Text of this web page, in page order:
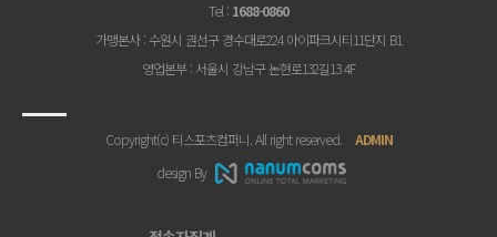
Tel : 1688-0860
가맹본사: 수원시 권선구 경수대로224 아이파크시티11단지 B1
영업본부: 서울시 강남구 논현로132길13 4F
Copyright(c) 티스포츠컴퍼니. All right reserved. ADMIN
design By